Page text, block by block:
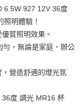
6.5W 927 12V 36度
明體驗！
質照明效果。
勻，無論是家庭、辦公
營造舒適的燈光氛
度 調光 MR16 杯